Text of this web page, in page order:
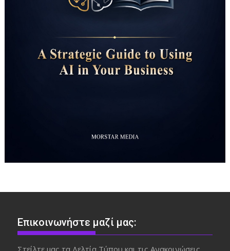
Επικοινωνήστε μαζί μας:
Στείλτε μας τα Δελτία Τύπου και τις Ανακοινώσεις